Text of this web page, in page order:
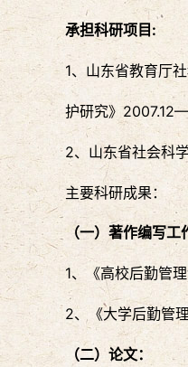
承担科研项目:
1、山东省教育厅
护研究》
2、山东省社会科
主要科研成果：
（一）著作编写工
1、《高校后勤管
2、《大学后勤管
（二）论文：